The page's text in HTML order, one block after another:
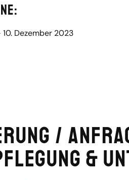
10. Dezember 2023
/
&